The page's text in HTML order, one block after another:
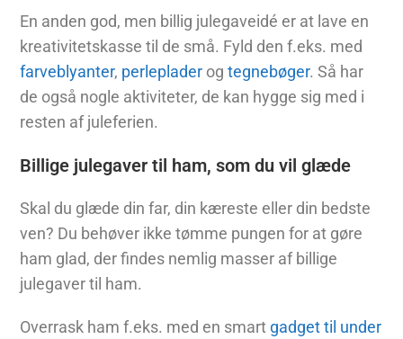
En anden god, men billig julegaveidé er at lave en
kreativitetskasse til de små. Fyld den f.eks. med
farveblyanter, perleplader ogtegnebøger. Så har
de også nogle aktiviteter, de kan hygge sig med i
resten af juleferien.
Billige julegaver til ham, som du vil glæde
Skal du glæde din far, din kæreste eller din bedste
ven? Du behøver ikke tømme pungen for at gøre
ham glad, der findes nemlig masser af billige
julegaver til ham.
Overrask ham f.eks. med en smart gadget til under